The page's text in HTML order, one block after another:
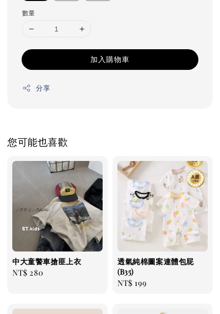
數量
加入購物車
分享
您可能也喜歡
中大童警車搶匪上衣
Regular
NT$ 280
透氣純棉圖案連體包屁
(B35)
Regular
NT$ 199